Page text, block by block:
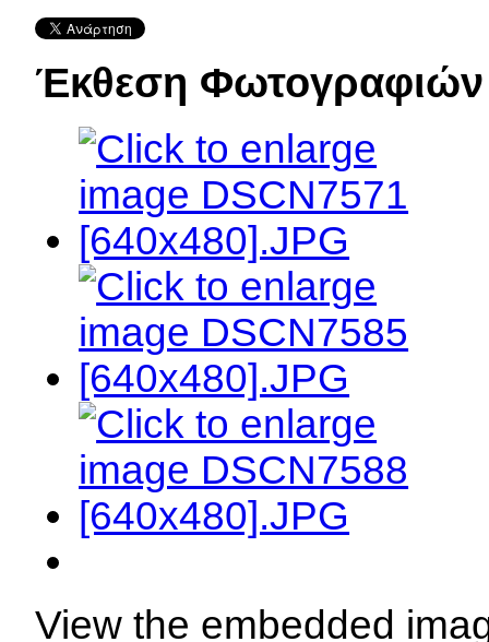
Έκθεση Φωτογραφιών
View the embedded